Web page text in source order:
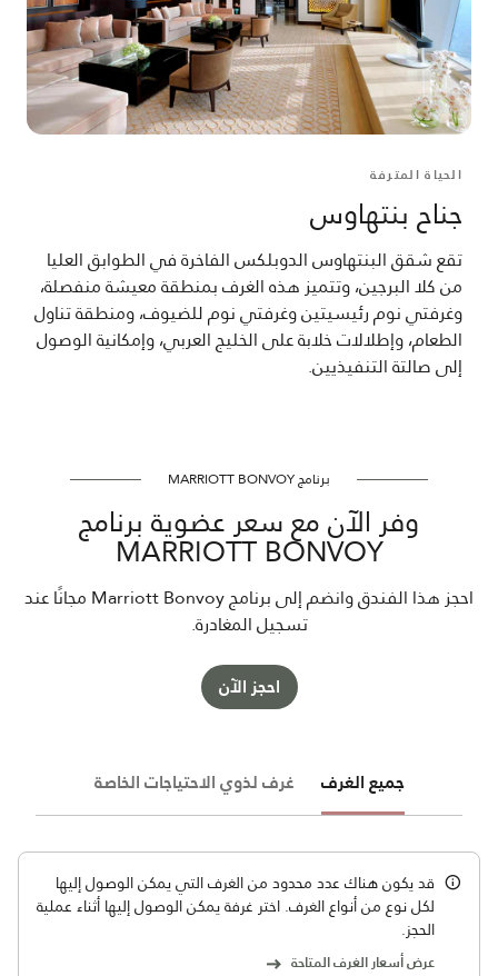
الحياة المترفة
جناح بنتهاوس
تقع شقق البنتهاوس الدوبلكس الفاخرة في الطوابق العليا
من كلا البرجين، وتتميز هذه الغرف بمنطقة معيشة منفصلة،
وغرفتي نوم رئيسيتين وغرفتي نوم للضيوف، ومنطقة تناول
الطعام، وإطلالات خلابة على الخليج العربي، وإمكانية الوصول
إلى صالتة التنفيذيين.
برنامج MARRIOTT BONVOY
وفر الآن مع سعر عضوية برنامج
MARRIOTT BONVOY
احجز هذا الفندق وانضم إلى برنامج Marriott Bonvoy مجانًا عند
تسجيل المغادرة.
احجز الآن
جميع الغرف غرف لذوي الاحتياجات الخاصة
قد يكون هناك عدد محدود من الغرف التي يمكن الوصول إليها
لكل نوع من أنواع الغرف. اختر غرفة يمكن الوصول إليها أثناء عملية
الحجز.
عرض أسعار الغرف المتاحة